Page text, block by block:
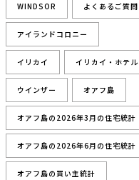
WINDSOR よくあるご質問
アイランドコロニー
イリカイ イリカイ・ホテル
ウインザー オアフ島
オアフ島の2026年3月の住宅統計
オアフ島の2026年6月の住宅統計
オアフ島の買い主統計